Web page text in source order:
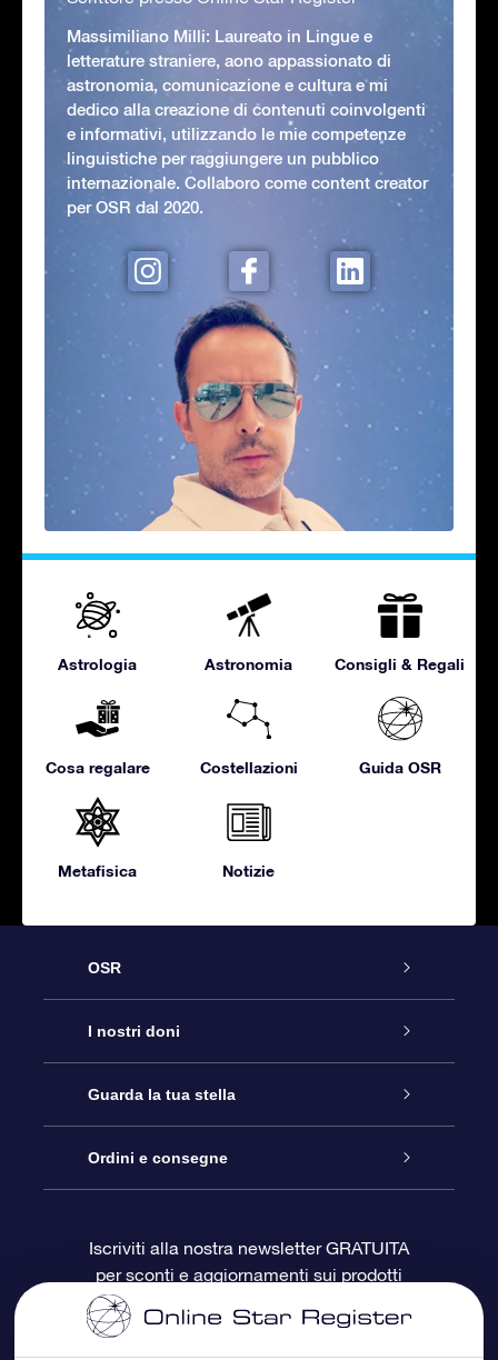
Massimiliano Milli: Laureato in Lingue e
letterature straniere, aono appassionato di
astronomia, comunicazione e cultura e mi
dedico alla creazione di contenuti coinvolgenti
e informativi, utilizzando le mie competenze
linguistiche per raggiungere un pubblico
internazionale. Collaboro come content creator
per OSR dal 2020.
Astrologia Astronomia Consigli & Regali
Cosa regalare Costellazioni Guida OSR
Metafisica Notizie
OSR
Assistenza
Contattaci
Blog
OSR Recensioni
I nostri doni
Online Star Gift
Pacchetto regalo OSR
Gift Card OSR
Doni aziendali
Guarda la tua stella
Registro stellare
Star Page personalizzata
One Million Stars
Ordini e consegne
Informazioni di Pagamento
Iscriviti alla nostra newsletter GRATUITA
per sconti e aggiornamenti sui prodotti